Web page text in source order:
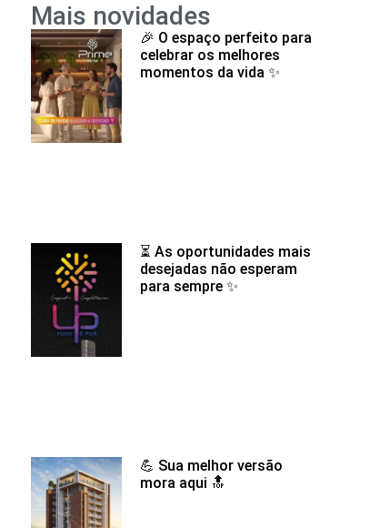
Mais novidades
🎉 O espaço perfeito para
celebrar os melhores
momentos da vida ✨
⏳ As oportunidades mais
desejadas não esperam
para sempre ✨
💪 Sua melhor versão
mora aqui 🔝